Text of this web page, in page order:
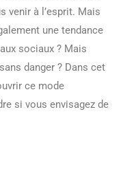
venir à l’esprit. Mais
une tendance
sociaux ? Mais
danger ? Dans cet
ce mode
si vous envisagez de